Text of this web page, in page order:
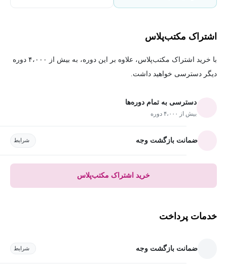
اشتراک مکتب‌پلاس
با خرید اشتراک مکتب‌پلاس، علاوه بر این دوره، به بیش از ۴،۰۰۰ دوره
دیگر دسترسی خواهید داشت.
دسترسی به تمام دوره‌ها
بیش از ۴،۰۰۰ دوره
ضمانت بازگشت وجه شرایط
خرید اشتراک مکتب‌پلاس
خدمات پرداخت
ضمانت بازگشت وجه شرایط